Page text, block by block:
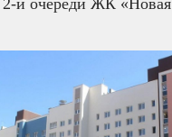
2-й очереди ЖК «Новая